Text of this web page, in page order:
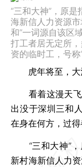
“三和大神”，原
海新信人力资源
和”一词源自该区
打工者居无定所
资的临时工，号
虎年将至，大
看着这漫天飞
出没于深圳三和
在身在何方，过
“三和大神”，
新村海新信人力